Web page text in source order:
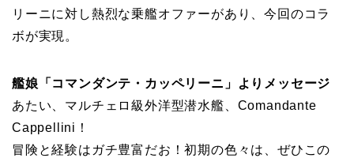
リーニに対し熱烈な乗艦オファーがあり、今回のコラ
ボが実現。
艦娘「コマンダンテ・カッペリーニ」よりメッセージ
あたい、マルチェロ級外洋型潜水艦、Comandante
Cappellini！
冒険と経験はガチ豊富だお！初期の色々は、ぜひこの